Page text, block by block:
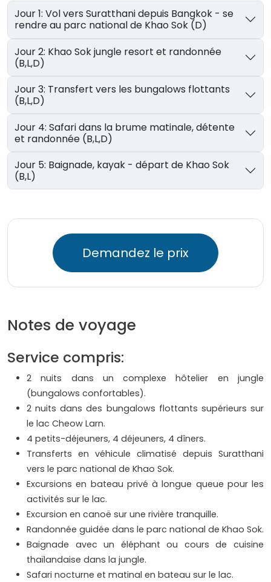
Jour 1: Vol vers Suratthani depuis Bangkok - se
rendre au parc national de Khao Sok (D)
Jour 2: Khao Sok jungle resort et randonnée
(B,L,D)
Jour 3: Transfert vers les bungalows flottants
(B,L,D)
Jour 4: Safari dans la brume matinale, détente
et randonnée (B,L,D)
Jour 5: Baignade, kayak - départ de Khao Sok
(B,L)
Demandez le prix
Notes de voyage
Service compris:
2 nuits dans un complexe hôtelier en jungle
(bungalows confortables).
2 nuits dans des bungalows flottants supérieurs sur
le lac Cheow Larn.
4 petits-déjeuners, 4 déjeuners, 4 dîners.
Transferts en véhicule climatisé depuis Suratthani
vers le parc national de Khao Sok.
Excursions en bateau privé à longue queue pour les
activités sur le lac.
Excursion en canoë sur une rivière tranquille.
Randonnée guidée dans le parc national de Khao Sok.
Baignade avec un éléphant ou cours de cuisine
thaïlandaise dans la jungle.
Safari nocturne et matinal en bateau sur le lac.